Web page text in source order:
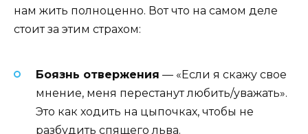
нам жить полноценно. Вот что на самом деле
стоит за этим страхом:
Боязнь отвержения — «Если я скажу свое
мнение, меня перестанут любить/уважать».
Это как ходить на цыпочках, чтобы не
разбудить спящего льва.